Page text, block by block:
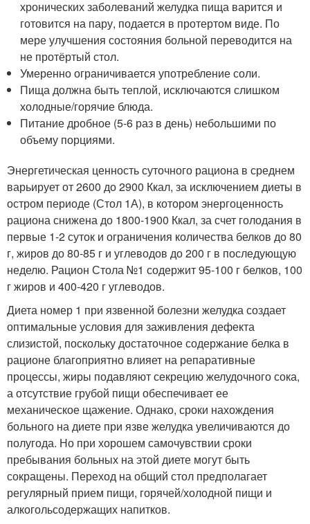
хронических заболеваний желудка пища варится и
готовится на пару, подается в протертом виде. По
мере улучшения состояния больной переводится на
не протёртый стол.
Умеренно ограничивается употребление соли.
Пища должна быть теплой, исключаются слишком
холодные/горячие блюда.
Питание дробное (5-6 раз в день) небольшими по
объему порциями.
Энергетическая ценность суточного рациона в среднем
варьирует от 2600 до 2900 Ккал, за исключением диеты в
остром периоде (Стол 1А), в котором энергоценность
рациона снижена до 1800-1900 Ккал, за счет голодания в
первые 1-2 суток и ограничения количества белков до 80
г, жиров до 80-85 г и углеводов до 200 г в последующую
неделю. Рацион Стола №1 содержит 95-100 г белков, 100
г жиров и 400-420 г углеводов.
Диета номер 1 при язвенной болезни желудка создает
оптимальные условия для заживления дефекта
слизистой, поскольку достаточное содержание белка в
рационе благоприятно влияет на репаративные
процессы, жиры подавляют секрецию желудочного сока,
а отсутствие грубой пищи обеспечивает ее
механическое щажение. Однако, сроки нахождения
больного на диете при язве желудка увеличиваются до
полугода. Но при хорошем самочувствии сроки
пребывания больных на этой диете могут быть
сокращены. Переход на общий стол предполагает
регулярный прием пищи, горячей/холодной пищи и
алкогольсодержащих напитков.